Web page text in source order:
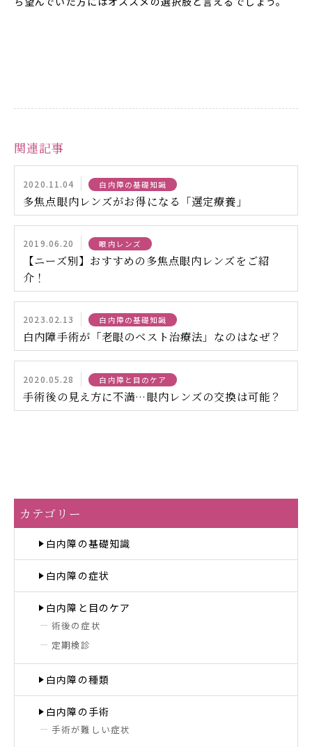
関連記事
2020.11.04 白内障の基礎知識
多焦点眼内レンズがお得になる「選定療養」
2019.06.20 眼内レンズ
【ニーズ別】おすすめの多焦点眼内レンズをご紹
介！
2023.02.13 白内障の基礎知識
白内障手術が「老眼のベスト治療法」なのはなぜ？
2020.05.28 白内障と目のケア
手術後の見え方に不満…眼内レンズの交換は可能？
カテゴリー
白内障の基礎知識
白内障の症状
白内障と目のケア
術後の症状
定期検診
白内障の種類
白内障の手術
手術が難しい症状